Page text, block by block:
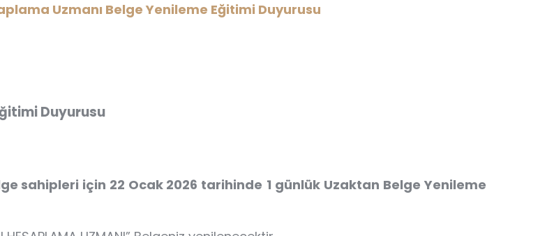
Uzmanı Belge Yenileme Eğitimi Duyurusu
Duyurusu
sahipleri için 22 Ocak 2026 tarihinde 1 günlük Uzaktan Belge Yenileme